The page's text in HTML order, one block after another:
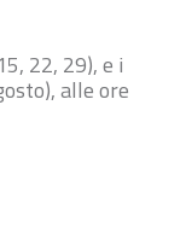
22, 29), e i
alle ore